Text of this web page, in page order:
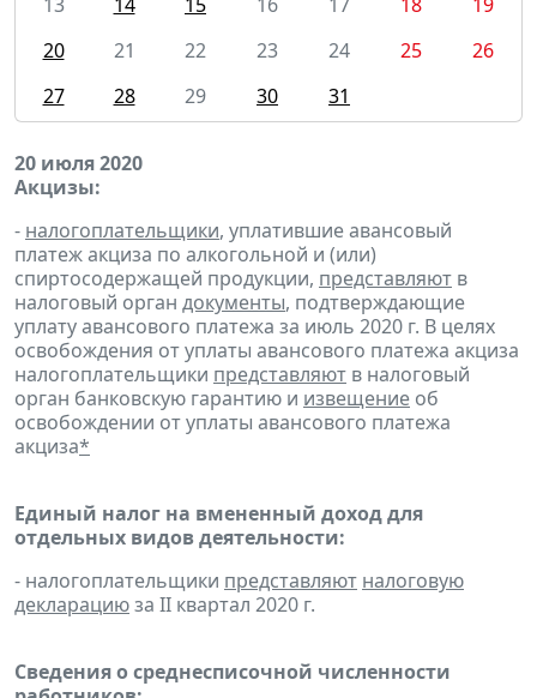
20
21 22 23 24 25
26
27
28 29 30 31
20 июля 2020
Акцизы:
- налогоплательщики, уплатившие авансовый
платеж акциза по алкогольной и (или)
спиртосодержащей продукции, представляют в
налоговый орган документы, подтверждающие
уплату авансового платежа за июль 2020 г. В целях
освобождения от уплаты авансового платежа акциза
налогоплательщики представляют в налоговый
орган банковскую гарантию и извещение об
освобождении от уплаты авансового платежа
акциза*
Единый налог на вмененный доход для
отдельных видов деятельности:
- налогоплательщики представляют налоговую
декларациюза II квартал 2020 г.
Сведения о среднесписочной численности